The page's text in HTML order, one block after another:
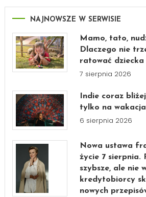
NAJNOWSZE W SERWISIE
Mamo, tato,
Dlaczego nie
ratować dziecka
7 sierpnia 2026
Indie coraz
tylko na
6 sierpnia 2026
Nowa ustawa
życie 7 sierpnia.
szybsze, ale nie
kredytobiorcy
nowych